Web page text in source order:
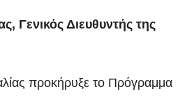
Γενικός Διευθυντής της
προκήρυξε το Πρόγραμμα